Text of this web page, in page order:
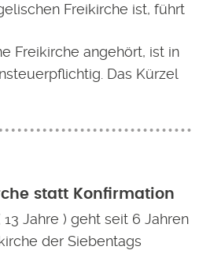
Freikirche ist, führt
Freikirche angehört, ist in
Das Kürzel
statt Konfirmation
Jahre ) geht seit 6 Jahren
der Siebentags